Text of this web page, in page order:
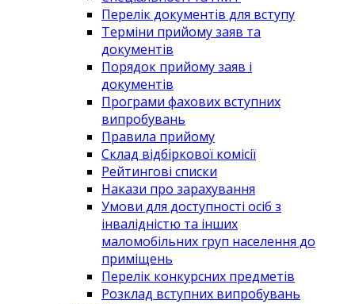
Перелік документів для вступу
Терміни прийому заяв та
документів
Порядок прийому заяв і
документів
Програми фахових вступних
випробувань
Правила прийому
Склад відбіркової комісії
Рейтингові списки
Накази про зарахування
Умови для доступності осіб з
інвалідністю та інших
маломобільних груп населення до
приміщень
Перелік конкурсних предметів
Розклад вступних випробувань